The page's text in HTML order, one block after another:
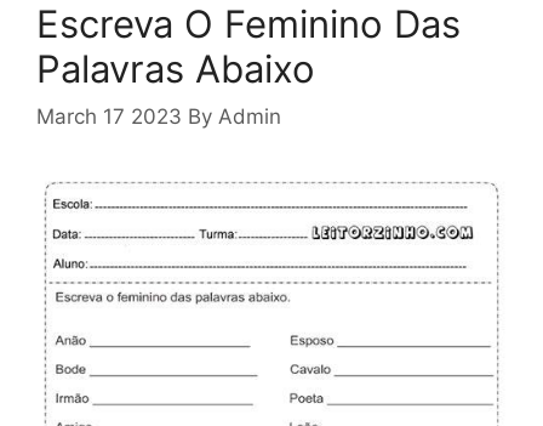
Escreva O Feminino Das
Palavras Abaixo
March 17 2023 By Admin